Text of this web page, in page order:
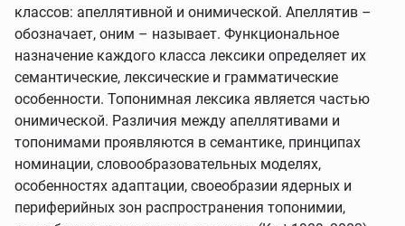
классов: апеллятивной и онимической. Апеллятив –
обозначает, оним – называет. Функциональное
назначение каждого класса лексики определяет их
семантические, лексические и грамматические
особенности. Топонимная лексика является частью
онимической. Различия между апеллятивами и
топонимами проявляются в семантике, принципах
номинации, словообразовательных моделях,
особенностях адаптации, своеобразии ядерных и
периферийных зон распространения топонимии,